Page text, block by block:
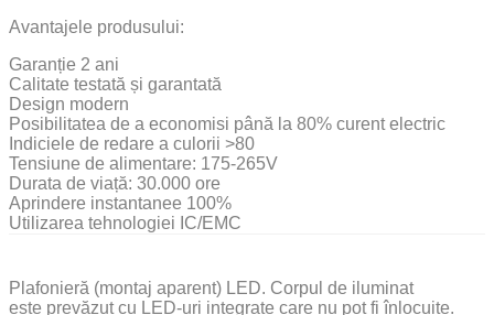
Avantajele produsului:
Garanție 2 ani
Calitate testată și garantată
Design modern
Posibilitatea de a economisi până la 80% curent electric
Indiciele de redare a culorii >80
Tensiune de alimentare: 175-265V
Durata de viață: 30.000 ore
Aprindere instantanee 100%
Utilizarea tehnologiei IC/EMC
Plafonieră (montaj aparent) LED. Corpul de iluminat
este prevăzut cu LED-uri integrate care nu pot fi înlocuite.